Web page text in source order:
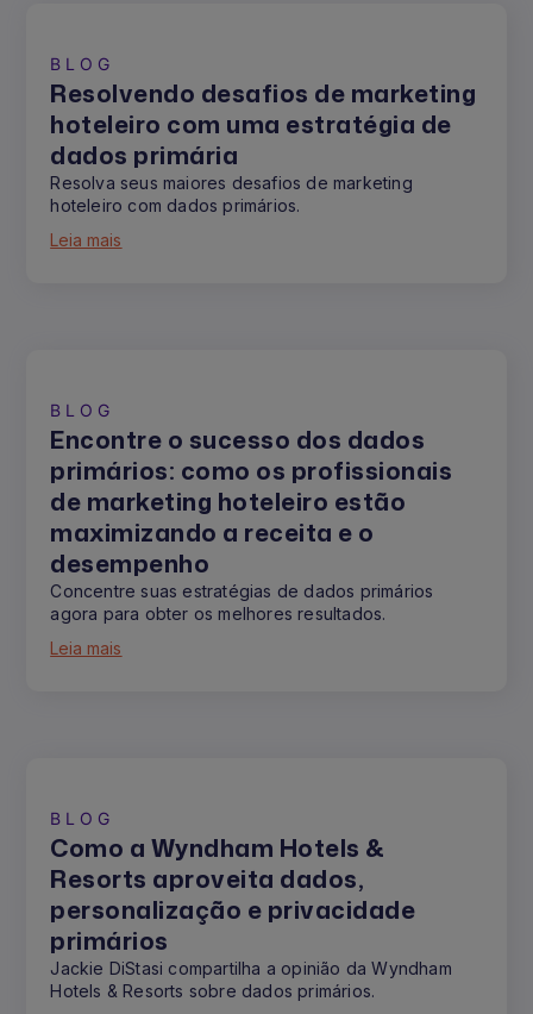
BLOG
Resolvendo desafios de marketing
hoteleiro com uma estratégia de
dados primária
Resolva seus maiores desafios de marketing
hoteleiro com dados primários.
Leia mais
BLOG
Encontre o sucesso dos dados
primários: como os profissionais
de marketing hoteleiro estão
maximizando a receita e o
desempenho
Concentre suas estratégias de dados primários
agora para obter os melhores resultados.
Leia mais
BLOG
Como a Wyndham Hotels &
Resorts aproveita dados,
personalização e privacidade
primários
Jackie DiStasi compartilha a opinião da Wyndham
Hotels & Resorts sobre dados primários.